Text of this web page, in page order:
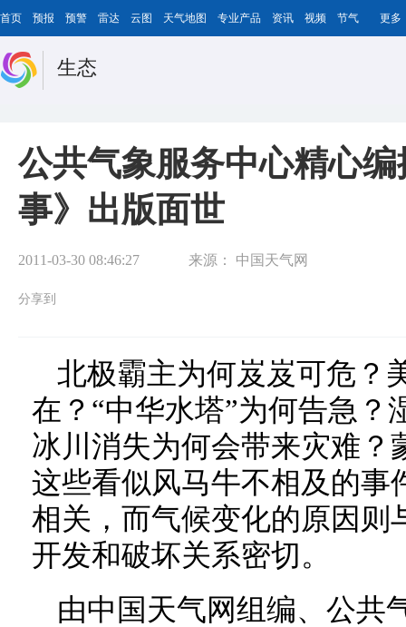
首页 预报 预警 雷达 云图 天气地图 专业产品 资讯 视频 节气 更多
生态
公共气象服务中心精心
事》出版面世
2011-03-30 08:46:27 来源： 中国天气网
分享到
北极霸主为何岌岌可危？
在？“中华水塔”为何告急？
冰川消失为何会带来灾难？
这些看似风马牛不相及的事
相关，而气候变化的原因则
开发和破坏关系密切。
由中国天气网组编、公共